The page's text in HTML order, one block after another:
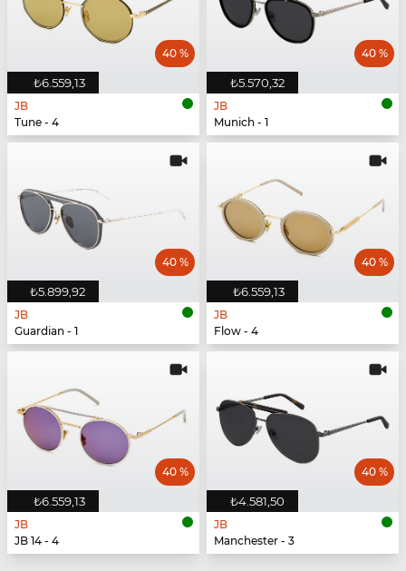
₺6.559,13
40 %
JB
Tune - 4
₺5.570,32
40 %
JB
Munich - 1
₺5.899,92
40 %
JB
Guardian - 1
₺6.559,13
40 %
JB
Flow - 4
₺6.559,13
40 %
JB
JB 14 - 4
₺4.581,50
40 %
JB
Manchester - 3